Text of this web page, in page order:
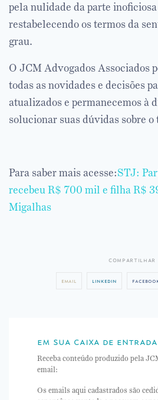
pela nulidade da parte inoficiosa
restabelecendo os termos da
grau.
O JCM Advogados Associados
todas as novidades e decisões
atualizados e permanecemos à
solucionar suas dúvidas sobre o
Para saber mais acesse:STJ:
recebeu R$ 700 mil e filha R$
Migalhas
compartilhar
email linkedin
em sua caixa de entrada
Receba conteúdo produzido pela
email:
Os emails aqui cadastrados são